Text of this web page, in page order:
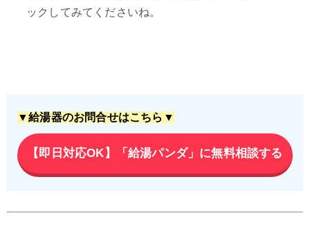
ックしてみてくださいね。
▼給湯器のお問合せはこちら▼
【即日対応OK】「給湯パンダ」に無料相談する